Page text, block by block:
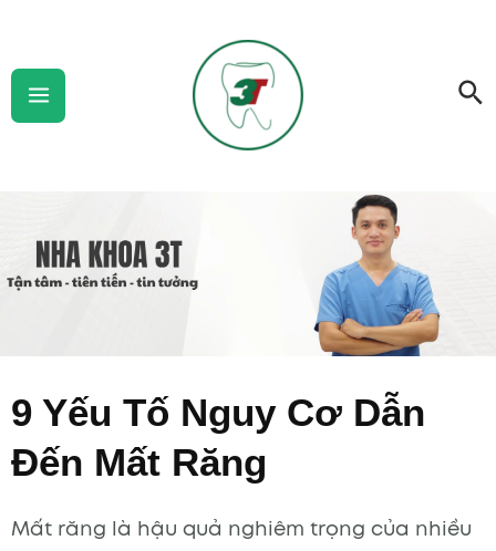
content
Menu
9 Yếu Tố Nguy Cơ Dẫn
Đến Mất Răng
Mất răng là hậu quả nghiêm trọng của nhiều